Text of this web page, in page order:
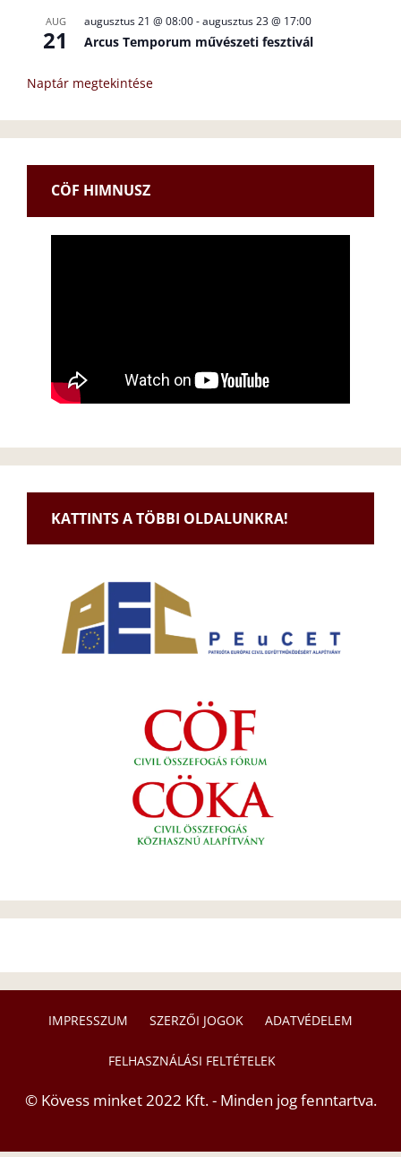
AUG
21
augusztus 21 @ 08:00-augusztus 23 @ 17:00
Arcus Temporum művészeti fesztivál
Naptár megtekintése
CÖF HIMNUSZ
KATTINTS A TÖBBI OLDALUNKRA!
IMPRESSZUM SZERZŐI JOGOK ADATVÉDELEM
FELHASZNÁLÁSI FELTÉTELEK
© Kövess minket 2022 Kft. - Minden jog fenntartva.